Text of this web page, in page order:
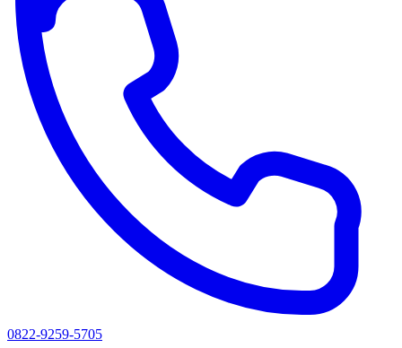
0822-9259-5705